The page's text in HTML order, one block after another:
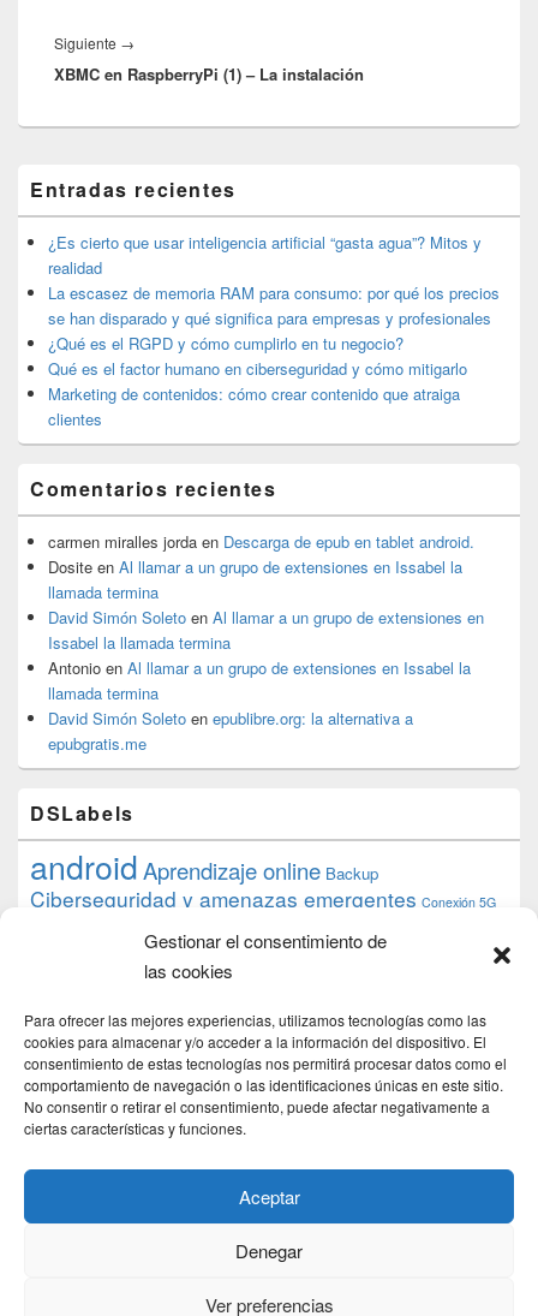
Gestionar el consentimiento de
las cookies
Para ofrecer las mejores experiencias, utilizamos tecnologías como las
cookies para almacenar y/o acceder a la información del dispositivo. El
consentimiento de estas tecnologías nos permitirá procesar datos como el
comportamiento de navegación o las identificaciones únicas en este sitio.
No consentir o retirar el consentimiento, puede afectar negativamente a
ciertas características y funciones.
Aceptar
Denegar
Ver preferencias
Siguiente →
siguiente:
XBMC en RaspberryPi (1) – La instalación
área
de
widget
barra
lateral
primaria
Entradas recientes
¿Es cierto que usar inteligencia artificial “gasta agua”? Mitos y
realidad
La escasez de memoria RAM para consumo: por qué los precios
se han disparado y qué significa para empresas y profesionales
¿Qué es el RGPD y cómo cumplirlo en tu negocio?
Qué es el factor humano en ciberseguridad y cómo mitigarlo
Marketing de contenidos: cómo crear contenido que atraiga
clientes
Comentarios recientes
carmen miralles jorda en Descarga de epub en tablet android.
Dosite en Al llamar a un grupo de extensiones en Issabel la
llamada termina
David Simón Soleto en Al llamar a un grupo de extensiones en
Issabel la llamada termina
Antonio en Al llamar a un grupo de extensiones en Issabel la
llamada termina
David Simón Soleto en epublibre.org: la alternativa a
epubgratis.me
DSLabels
androidAprendizaje online Backup
Ciberseguridad y amenazas emergentes Conexión 5G
datos debian desarrollo web
Formación Google
iphone
proyecto PS4 python Raspberryraspberrypi
raspbian review Servidor Web Sostenibilidad
tecnológicaTecnología torrent
transmissiontutorial ubuntu server Windows